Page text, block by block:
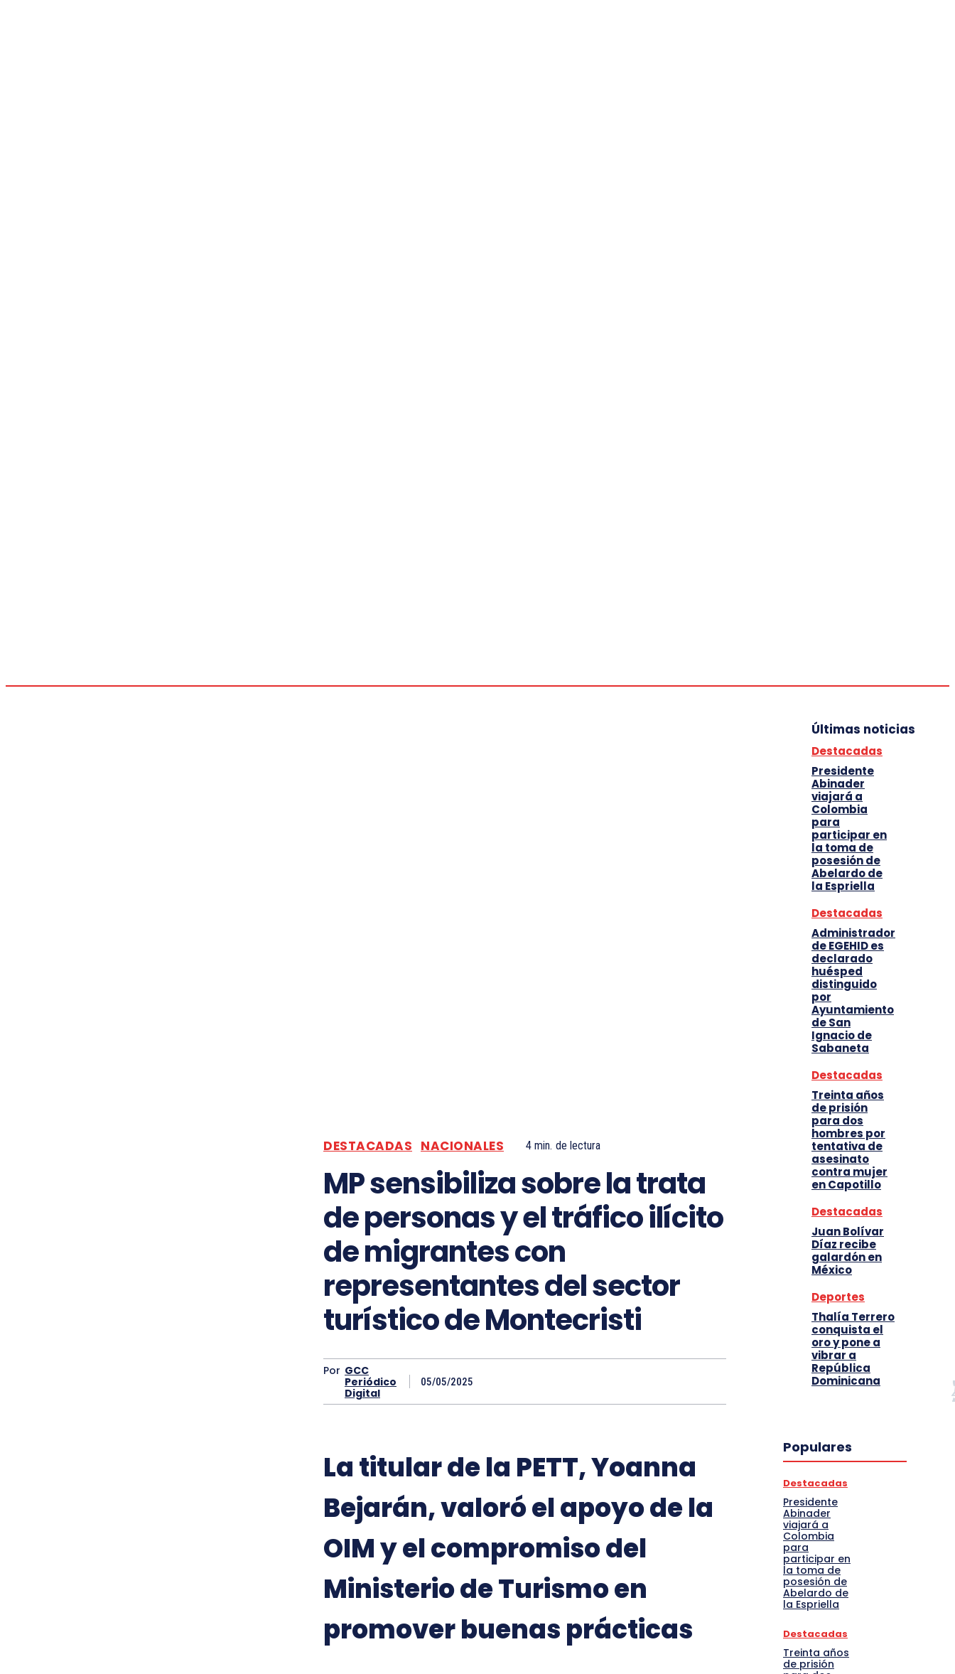
DESTACADAS NACIONALES 4 min. de lectura
MP sensibiliza sobre la trata
de personas y el tráfico ilícito
de migrantes con
representantes del sector
turístico de Montecristi
Por GCC
Periódico
Digital
05/05/2025
La titular de la PETT, Yoanna
Bejarán, valoró el apoyo de la
OIM y el compromiso del
Ministerio de Turismo en
promover buenas prácticas
Últimas noticias
Destacadas
Presidente
Abinader
viajará a
Colombia
para
participar en
la toma de
posesión de
Abelardo de
la Espriella
Destacadas
Administrador
de EGEHID es
declarado
huésped
distinguido
por
Ayuntamiento
de San
Ignacio de
Sabaneta
Destacadas
Treinta años
de prisión
para dos
hombres por
tentativa de
asesinato
contra mujer
en Capotillo
Destacadas
Juan Bolívar
Díaz recibe
galardón en
México
Deportes
Thalía Terrero
conquista el
oro y pone a
vibrar a
República
Dominicana
Populares
Destacadas
Presidente
Abinader
viajará a
Colombia
para
participar en
la toma de
posesión de
Abelardo de
la Espriella
Destacadas
Treinta años
de prisión